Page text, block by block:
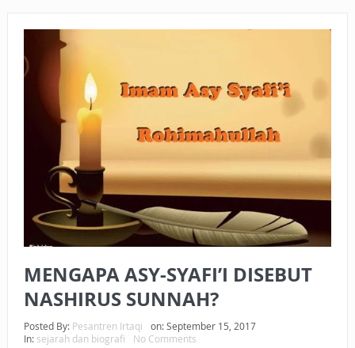
SEBELUM TIBA SAAT WAJIB?
HAKIKAT NIKMAT DI DUNIA!
BAGAIMANA CARA MEMBAYAR ZAKAT UANG?
UANG HARAM BISA MENJADI HALAL JIKA SEBAB
KEPEMILIKANNYA BERUBAH
ISTIDLAL BATIL VS ISTIDLAL SYAR’I
BAHASA CINTA KARENA ALLAH
HUKUM MEMBAYAR ZAKAT KEPADA KERABAT SENDIRI
MENGAPA ASY-SYAFI’I DISEBUT
NASHIRUS SUNNAH?
Posted By: Pesantren Irtaqi on:September 15, 2017
In: sejarah dan biografi No Comments